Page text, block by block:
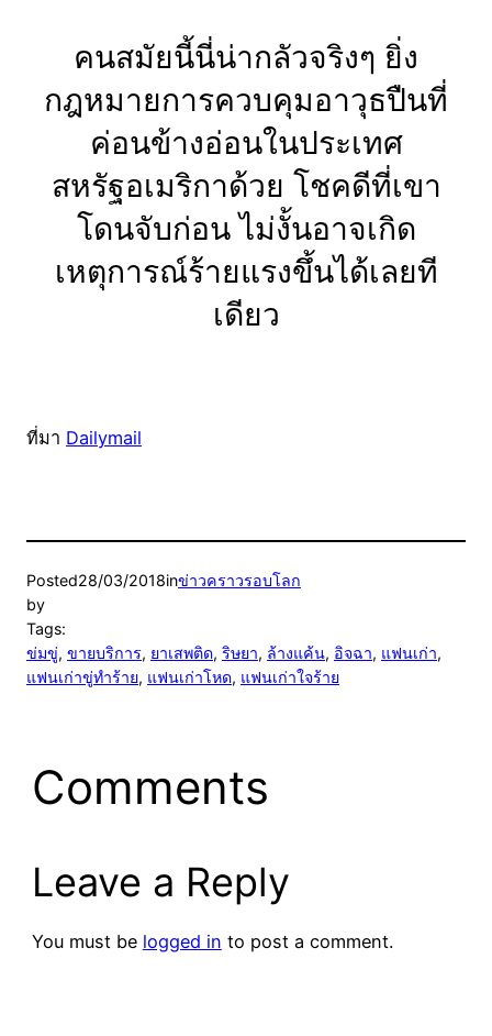
คนสมัยนี้นี่น่ากลัวจริงๆ ยิ่ง
กฎหมายการควบคุมอาวุธปืนที่
ค่อนข้างอ่อนในประเทศ
สหรัฐอเมริกาด้วย โชคดีที่เขา
โดนจับก่อน ไม่งั้นอาจเกิด
เหตุการณ์ร้ายแรงขึ้นได้เลยที
เดียว
ที่มา Dailymail
Posted28/03/2018inข่าวคราวรอบโลก
by
Tags:
ข่มขู่, ขายบริการ, ยาเสพติด, ริษยา, ล้างแค้น, อิจฉา, แฟนเก่า
แฟนเก่าขู่ทำร้าย, แฟนเก่าโหด, แฟนเก่าใจร้าย
Comments
Leave a Reply
You must be logged in to post a comment.